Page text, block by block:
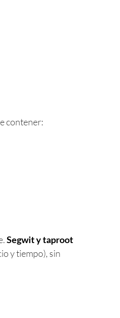
contener:
Segwit y taproot
y tiempo), sin